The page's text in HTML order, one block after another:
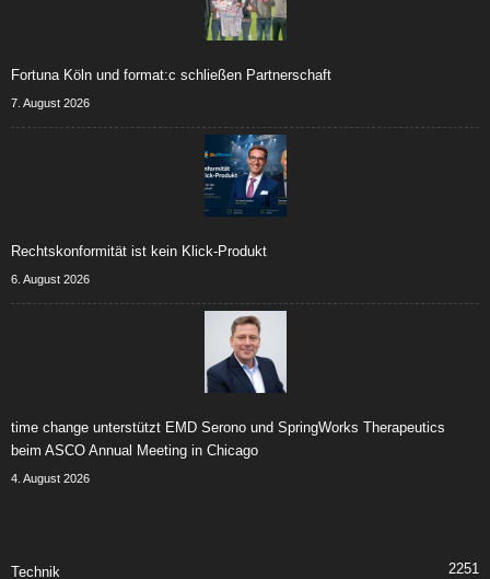
Fortuna Köln und format:c schließen Partnerschaft
7. August 2026
Rechtskonformität ist kein Klick-Produkt
6. August 2026
time change unterstützt EMD Serono und SpringWorks Therapeutics
beim ASCO Annual Meeting in Chicago
4. August 2026
Technik 2251